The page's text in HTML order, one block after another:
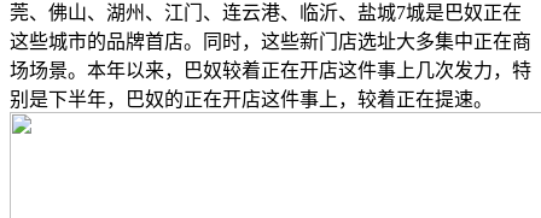
莞、佛山、湖州、江门、连云港、临沂、盐城7城是巴奴正在
这些城市的品牌首店。同时，这些新门店选址大多集中正在商
场场景。本年以来，巴奴较着正在开店这件事上几次发力，特
别是下半年，巴奴的正在开店这件事上，较着正在提速。